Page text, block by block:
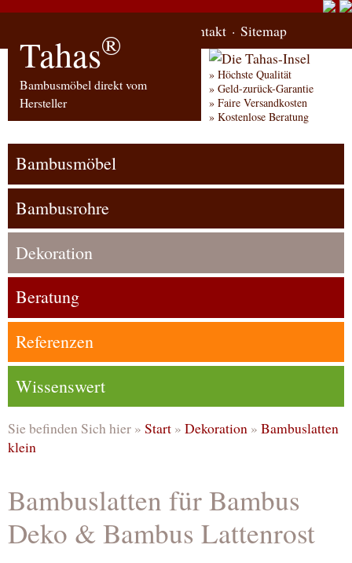
Kontakt Sitemap
Tahas®
Bambusmöbel direkt vom
Hersteller
Höchste Qualität
Geld-zurück-Garantie
Faire Versandkosten
Kostenlose Beratung
Bambusmöbel
Bambusrohre
Dekoration
Beratung
Referenzen
Wissenswert
Sie befinden Sich hier » Start » Dekoration » Bambuslatten
klein
Bambuslatten für Bambus
Deko & Bambus Lattenrost